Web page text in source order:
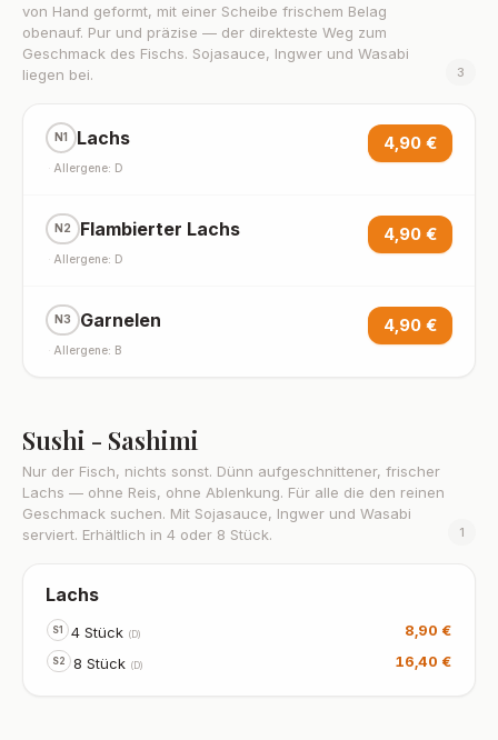
von Hand geformt, mit einer Scheibe frischem Belag
obenauf. Pur und präzise — der direkteste Weg zum
Geschmack des Fischs. Sojasauce, Ingwer und Wasabi
liegen bei.
3
N1 Lachs
· Allergene: D
4,90 €
N2 Flambierter Lachs
· Allergene: D
4,90 €
N3 Garnelen
· Allergene: B
4,90 €
Sushi - Sashimi
Nur der Fisch, nichts sonst. Dünn aufgeschnittener, frischer
Lachs — ohne Reis, ohne Ablenkung. Für alle die den reinen
Geschmack suchen. Mit Sojasauce, Ingwer und Wasabi
serviert. Erhältlich in 4 oder 8 Stück.
1
Lachs
S1 4 Stück (D) 8,90 €
S2 8 Stück (D) 16,40 €